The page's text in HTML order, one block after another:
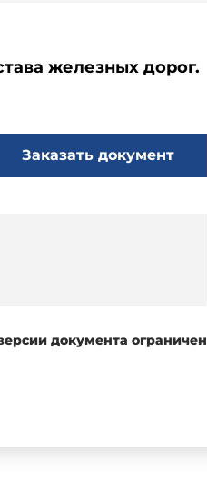
железных дорог.
Заказать документ
документа ограничен